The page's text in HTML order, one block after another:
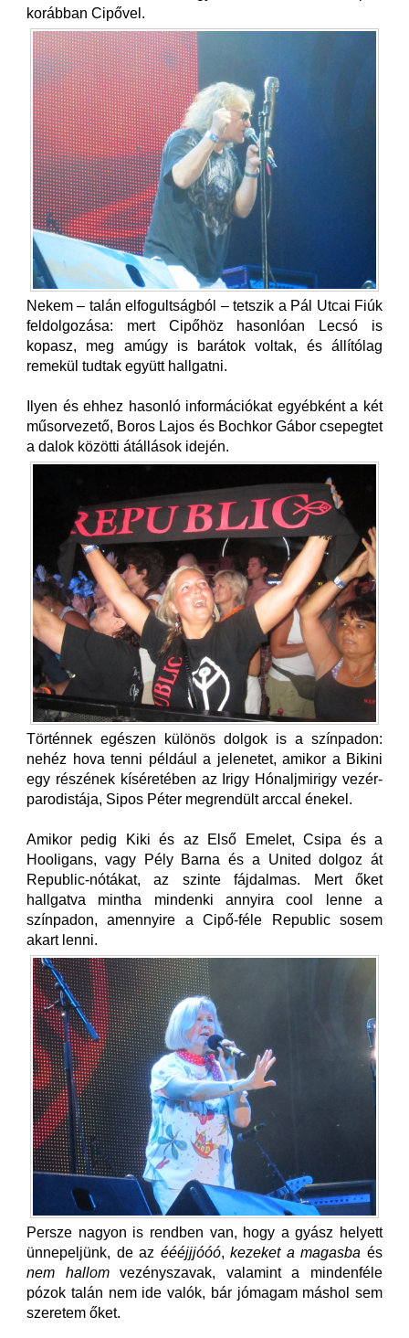
korábban Cipővel.
Nekem – talán elfogultságból – tetszik a Pál Utcai Fiúk
feldolgozása: mert Cipőhöz hasonlóan Lecsó is
kopasz, meg amúgy is barátok voltak, és állítólag
remekül tudtak együtt hallgatni.
Ilyen és ehhez hasonló információkat egyébként a két
műsorvezető, Boros Lajos és Bochkor Gábor csepegtet
a dalok közötti átállások idején.
Történnek egészen különös dolgok is a színpadon:
nehéz hova tenni például a jelenetet, amikor a Bikini
egy részének kíséretében az Irigy Hónaljmirigy vezér-
parodistája, Sipos Péter megrendült arccal énekel.
Amikor pedig Kiki és az Első Emelet, Csipa és a
Hooligans, vagy Pély Barna és a United dolgoz át
Republic-nótákat, az szinte fájdalmas. Mert őket
hallgatva mintha mindenki annyira cool lenne a
színpadon, amennyire a Cipő-féle Republic sosem
akart lenni.
Persze nagyon is rendben van, hogy a gyász helyett
ünnepeljünk, de az éééjjjóóó,kezeket a magasba és
nem hallomvezényszavak, valamint a mindenféle
pózok talán nem ide valók, bár jómagam máshol sem
szeretem őket.